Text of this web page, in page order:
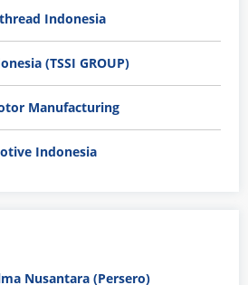
Indonesia
(TSSI GROUP)
Manufacturing
Indonesia
Nusantara (Persero)